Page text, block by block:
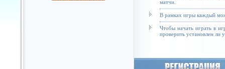
матчи.
В рамках игры каждый
Чтобы начать играть в
проверить установлен ли